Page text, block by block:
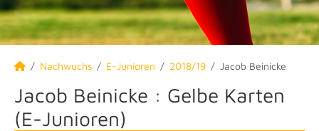
Nachwuchs E-Junioren 2018/19 Jacob Beinicke
Jacob Beinicke : Gelbe Karten
(E-Junioren)